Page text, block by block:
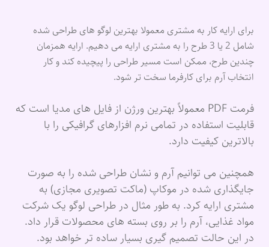
برای ارایه کار به مشتری معمولا بهترین لوگو های طراحی شده
شامل 2 یا 3 طرح را به مشتری ارایه می دهیم. ارایه همزمان
چندین طرح، ممکن است مسیر طراحی را پیچیده کند و کار
انتخاب آرم برای کارفرما سخت تر شود.
فرمت PDF معمولاً بهترین ورژن از فایل های مدیا است که
قابلیت استفاده در تمامی نرم افزارهای گرافیکی را با
بالاترین کیفیت دارد.
همچنین می توانیم آرم و نشان طراحی شده را به صورت
جایگذاری شده در موکاپ (ماکت تصویری مجازی) به
مشتری ارایه کرد. به طور مثال در طراحی لوگو یک شرکت
مواد غذایی، آرم را بر روی بسته های محصولات قرار داد.
در این حالت تصمیم گیری بسیار ساده تر خواهد بود.